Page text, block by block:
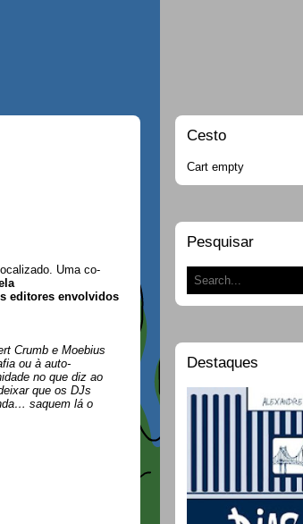
Uma co-
editores envolvidos
Crumb e Moebius
ou à auto-
no que diz ao
que os DJs
saquem lá o
Cesto
Cart empty
Pesquisar
Destaques